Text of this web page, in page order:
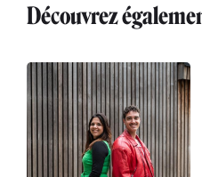
Découvrez